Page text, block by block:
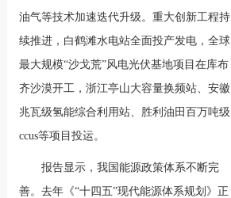
油气等技术加速迭代升级。重大创新工程持
续推进，白鹤滩水电站全面投产发电，全球
最大规模“沙戈荒”风电光伏基地项目在库布
齐沙漠开工，浙江亭山大容量换频站、安徽
兆瓦级氢能综合利用站、胜利油田百万吨级
ccus等项目投运。
报告显示，我国能源政策体系不断完
善。去年《“十四五”现代能源体系规划》正